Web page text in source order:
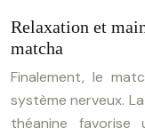
Relaxation et
matcha
Finalement, le
système nerveux.
théanine favorise